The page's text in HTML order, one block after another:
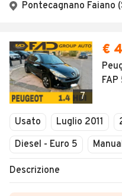
Pontecagnano Faiano
7
€
Usato Luglio 2011
Diesel - Euro 5
Descrizione